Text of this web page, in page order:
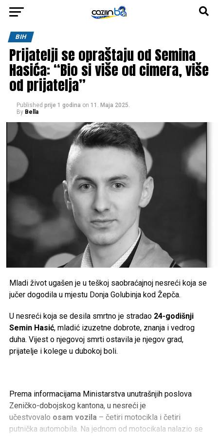
BIH
Prijatelji se opraštaju od Semina
Hasića: “Bio si više od cimera, više
od prijatelja”
Published prije 1 godina on 11. Maja 2025.
By Bella
Mladi život ugašen je u teškoj saobraćajnoj nesreći koja se
jučer dogodila u mjestu Donja Golubinja kod Žepča.
U nesreći koja se desila smrtno je stradao 24-godišnji
Semin Hasić, mladić izuzetne dobrote, znanja i vedrog
duha. Vijest o njegovoj smrti ostavila je njegov grad,
prijatelje i kolege u dubokoj boli.
Prema informacijama Ministarstva unutrašnjih poslova
Zeničko-dobojskog kantona, u nesreći je
učestvovalo osam vozila – četiri motocikla i četiri
putnička automobila. Na jednom od motocikala nalazio se